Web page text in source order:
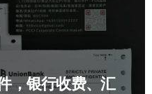
，银行收费、汇